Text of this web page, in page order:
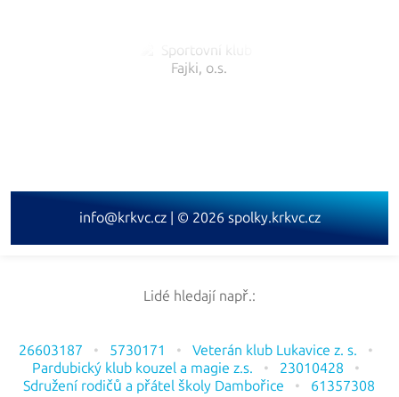
info@krkvc.cz | © 2026 spolky.krkvc.cz
Lidé hledají např.:
26603187 5730171
Veterán klub Lukavice z. s.
Pardubický klub kouzel a magie z.s.
23010428
Sdružení rodičů a přátel školy Dambořice
61357308